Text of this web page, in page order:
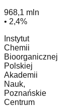
968,1 mln
• 2,4%
Instytut
Chemii
Bioorganicznej
Polskiej
Akademii
Nauk,
Poznańskie
Centrum